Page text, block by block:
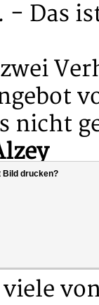
- Das
nicht
Bild drucken?